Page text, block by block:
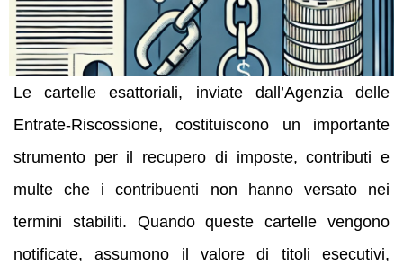
Le cartelle esattoriali, inviate dall’Agenzia delle
Entrate-Riscossione, costituiscono un importante
strumento per il recupero di imposte, contributi e
multe che i contribuenti non hanno versato nei
termini stabiliti. Quando queste cartelle vengono
notificate, assumono il valore di titoli esecutivi,